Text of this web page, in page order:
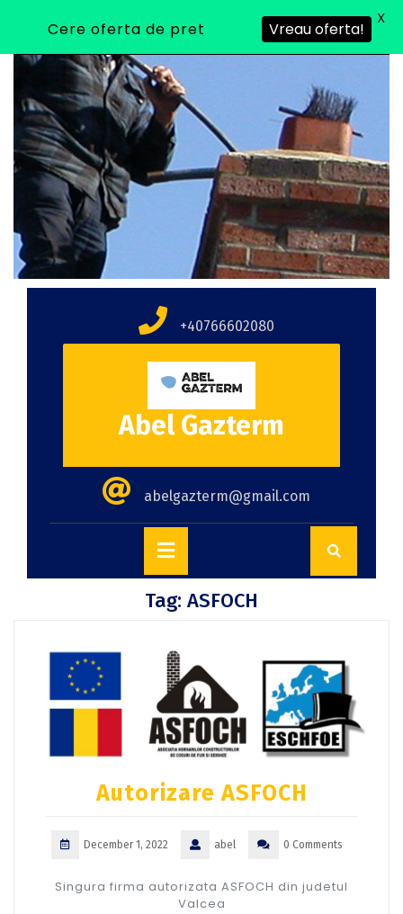
+40766602080
Abel Gazterm
abelgazterm@gmail.com
Tag: ASFOCH
Autorizare ASFOCH
December 1, 2022 abel 0 Comments
Singura firma autorizata ASFOCH din judetul
Valcea
Cere oferta de pret Vreau oferta!
X